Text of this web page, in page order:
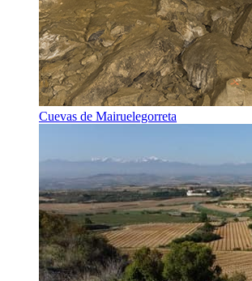
Cuevas de Mairuelegorreta